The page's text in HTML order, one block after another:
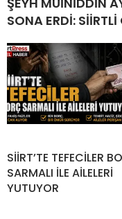
SONA ERDİ:
SİİRT’TE TEFECİLER
SARMALI İLE AİLELERİ
YUTUYOR